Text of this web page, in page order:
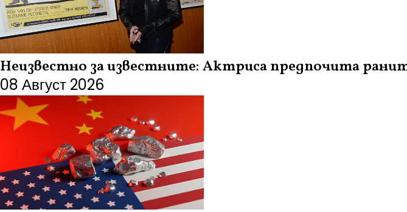
Неизвестно за известните: Актриса предпочита
08 Август 2026